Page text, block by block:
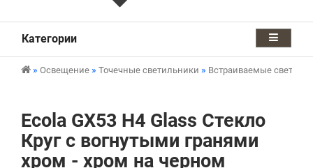
Категории
Освещение Точечные светильники Встраиваемые
Ecola GX53 H4 Glass Стекло
Круг с вогнутыми гранями
хром - хром на черном